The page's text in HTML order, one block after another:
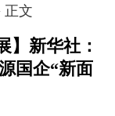
正文
】新华社：
国企“新面